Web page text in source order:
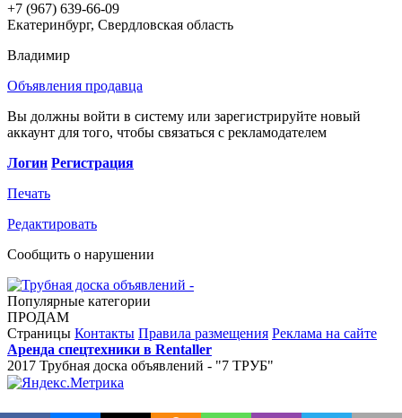
+7 (967) 639-66-09
Екатеринбург, Свердловская область
Владимир
Объявления продавца
Вы должны войти в систему или зарегистрируйте новый
аккаунт для того, чтобы связаться с рекламодателем
Логин Регистрация
Печать
Редактировать
Сообщить о нарушении
Популярные категории
ПРОДАМ
Страницы Контакты Правила размещения Реклама на сайте
Аренда спецтехники в Rentaller
2017 Трубная доска объявлений - "7 ТРУБ"